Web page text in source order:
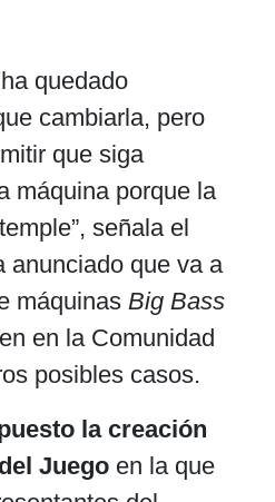
quedado
cambiarla, pero
que siga
máquina porque la
señala el
anunciado que va a
máquinas Big Bass
en la Comunidad
posibles casos.
la creación
Juego en la que